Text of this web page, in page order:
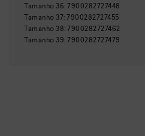
Tamanho 36:7900282727448
Tamanho 37:7900282727455
Tamanho 38:7900282727462
Tamanho 39:7900282727479